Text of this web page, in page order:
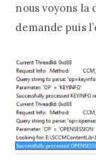
nous voyons
demande puis